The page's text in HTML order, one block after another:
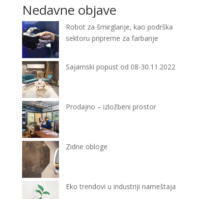
Nedavne objave
Robot za šmirglanje, kao podrška
sektoru pripreme za farbanje
Sajamski popust od 08-30.11.2022
Prodajno – izložbeni prostor
Zidne obloge
Eko trendovi u industriji nameštaja